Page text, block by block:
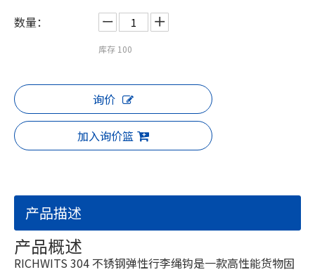
数量：
库存 100
询价
加入询价篮
产品描述
产品概述
RICHWITS 304 不锈钢弹性行李绳钩是一款高性能货物固